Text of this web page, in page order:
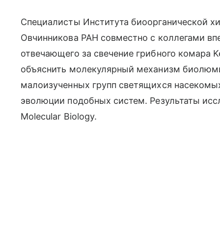
Специалисты Института биоорганической
Овчинникова РАН совместно с коллегами
отвечающего за свечение грибного комара
объяснить молекулярный механизм
малоизученных групп светящихся
эволюции подобных систем. Результаты
Molecular Biology.